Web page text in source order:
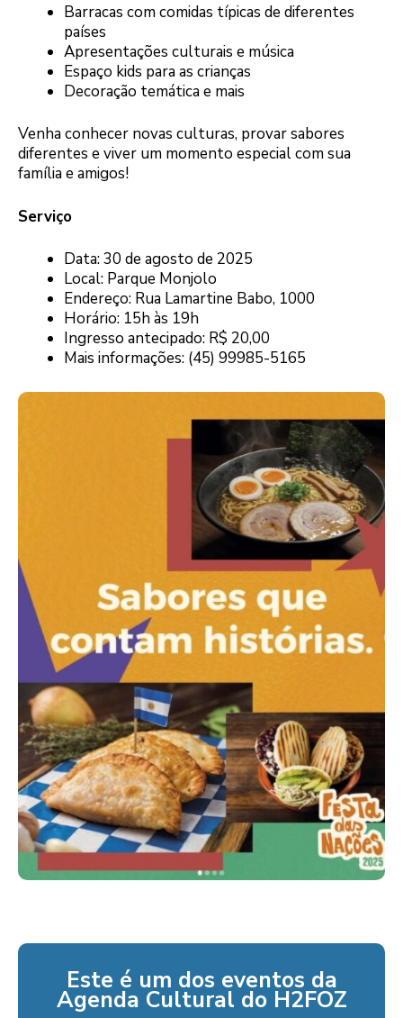
Barracas com comidas típicas de diferentes
países
Apresentações culturais e música
Espaço kids para as crianças
Decoração temática e mais
Venha conhecer novas culturas, provar sabores
diferentes e viver um momento especial com sua
família e amigos!
Serviço
Data: 30 de agosto de 2025
Local: Parque Monjolo
Endereço: Rua Lamartine Babo, 1000
Horário: 15h às 19h
Ingresso antecipado: R$ 20,00
Mais informações: (45) 99985-5165
Este é um dos eventos da
Agenda Cultural do H2FOZ